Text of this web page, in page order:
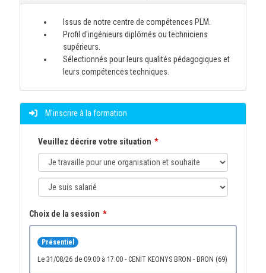
Issus de notre centre de compétences PLM.
Profil d'ingénieurs diplômés ou techniciens
supérieurs.
Sélectionnés pour leurs qualités pédagogiques et
leurs compétences techniques.
M'inscrire à la formation
Veuillez décrire votre situation
Choix de la session
Présentiel
le 31/08/26 de 09:00 à 17:00 - CENIT KEONYS BRON - BRON (69)